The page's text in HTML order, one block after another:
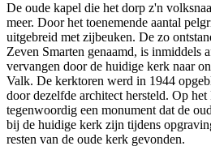
De oude kapel die het dorp z'n
meer. Door het toenemende aantal
uitgebreid met zijbeuken. De zo
Zeven Smarten genaamd, is inmiddels
vervangen door de huidige kerk naar
Valk. De kerktoren werd in 1944
door dezelfde architect hersteld. Op
tegenwoordig een monument dat de
bij de huidige kerk zijn tijdens
resten van de oude kerk gevonden.